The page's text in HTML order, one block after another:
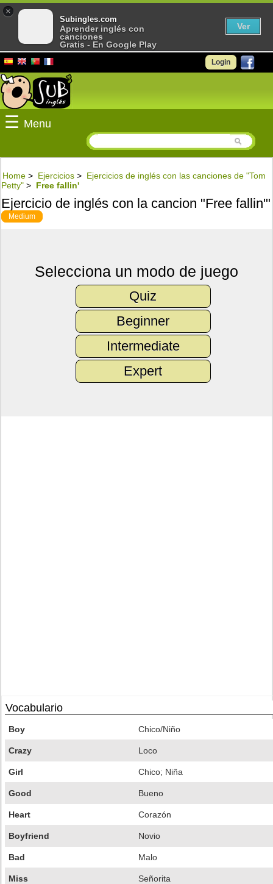
Login
☰ Menu
Home > Ejercicios > Ejercicios de inglés con las canciones de "Tom
Petty" > Free fallin'
Ejercicio de inglés con la cancion "Free fallin'"
Medium
Selecciona un modo de juego
Quiz
Beginner
Intermediate
Expert
Vocabulario
Boy Chico/Niño
Crazy Loco
Girl Chico; Niña
Good Bueno
Heart Corazón
Boyfriend Novio
Bad Malo
Miss Señorita
×
Subingles.com
Aprender inglés con
canciones
Gratis - En Google Play
Ver